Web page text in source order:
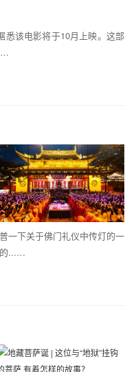
悉该电影将于10月上映。这部
一下关于佛门礼仪中传灯的一
的...…